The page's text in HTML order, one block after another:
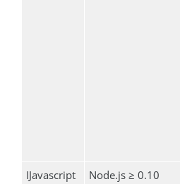
IJavascript
Node.js ≥ 0.10